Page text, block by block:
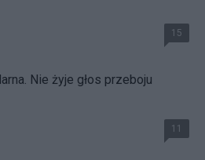
15
Nie żyje głos przeboju
11